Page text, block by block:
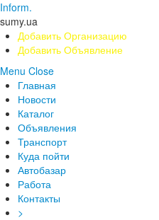
Inform.
sumy.ua
Добавить Организацию
Добавить Объявление
Menu Close
Главная
Новости
Каталог
Объявления
Транспорт
Куда пойти
Автобазар
Работа
Контакты
>